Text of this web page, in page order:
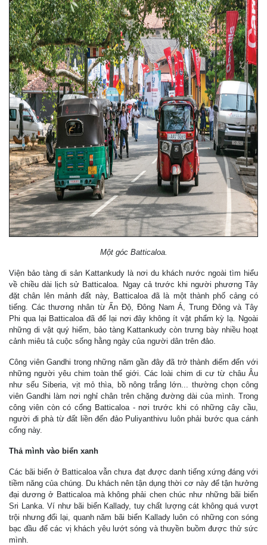
Một góc Batticaloa.
Viện bảo tàng di sản Kattankudy là nơi du khách nước ngoài tìm hiểu
về chiều dài lịch sử Batticaloa. Ngay cả trước khi người phương Tây
đặt chân lên mảnh đất này, Batticaloa đã là một thành phố cảng có
tiếng. Các thương nhân từ Ấn Độ, Đông Nam Á, Trung Đông và Tây
Phi qua lại Batticaloa đã để lại nơi đây không ít vật phẩm kỳ lạ. Ngoài
những di vật quý hiếm, bảo tàng Kattankudy còn trưng bày nhiều hoạt
cảnh miêu tả cuộc sống hằng ngày của người dân trên đảo.
Công viên Gandhi trong những năm gần đây đã trở thành điểm đến với
những người yêu chim toàn thế giới. Các loài chim di cư từ châu Âu
như sếu Siberia, vịt mỏ thìa, bồ nông trắng lớn... thường chọn công
viên Gandhi làm nơi nghỉ chân trên chặng đường dài của mình. Trong
công viên còn có cổng Batticaloa - nơi trước khi có những cây cầu,
người đi phà từ đất liền đến đảo Puliyanthivu luôn phải bước qua cánh
cổng này.
Thả mình vào biển xanh
Các bãi biển ở Batticaloa vẫn chưa đạt được danh tiếng xứng đáng với
tiềm năng của chúng. Du khách nên tận dụng thời cơ này để tận hưởng
đại dương ở Batticaloa mà không phải chen chúc như những bãi biển
Sri Lanka. Ví như bãi biển Kallady, tuy chất lượng cát không quá vượt
trội nhưng đổi lại, quanh năm bãi biển Kallady luôn có những con sóng
bạc đầu để các vị khách yêu lướt sóng và thuyền buồm được thử sức
mình.